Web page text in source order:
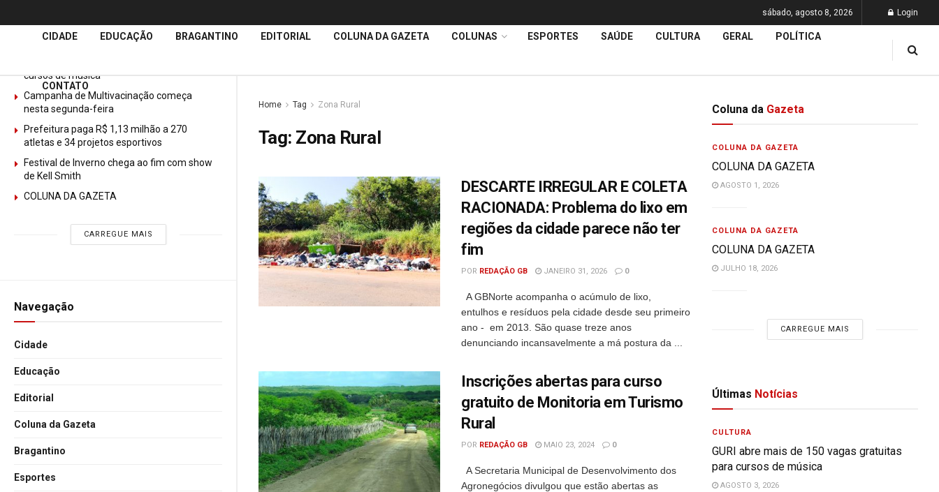
ÚltimasNotícias
cursos de música
Campanha de Multivacinação começa
nesta segunda-feira
Prefeitura paga R$ 1,13 milhão a 270
atletas e 34 projetos esportivos
Festival de Inverno chega ao fim com show
de Kell Smith
COLUNA DA GAZETA
CARREGUE MAIS
Navegação
Cidade
Educação
Editorial
Coluna da Gazeta
Bragantino
Esportes
sábado, agosto 8, 2026 Login
CIDADE EDUCAÇÃO BRAGANTINO EDITORIAL COLUNA DA GAZETA COLUNAS ESPORTES SAÚDE CULTURA GERAL POLÍTICA
CONTATO
Home Tag Zona Rural
Tag: Zona Rural
DESCARTE IRREGULAR E COLETA
RACIONADA: Problema do lixo em
regiões da cidade parece não ter
fim
POR REDAÇÃO GB JANEIRO 31, 2026 0
A GBNorte acompanha o acúmulo de lixo,
entulhos e resíduos pela cidade desde seu primeiro
ano - em 2013. São quase treze anos
denunciando incansavelmente a má postura da ...
Inscrições abertas para curso
gratuito de Monitoria em Turismo
Rural
POR REDAÇÃO GB MAIO 23, 2024 0
A Secretaria Municipal de Desenvolvimento dos
Agronegócios divulgou que estão abertas as
Coluna da Gazeta
COLUNA DA GAZETA
COLUNA DA GAZETA
AGOSTO 1, 2026
COLUNA DA GAZETA
COLUNA DA GAZETA
JULHO 18, 2026
CARREGUE MAIS
Últimas Notícias
CULTURA
GURI abre mais de 150 vagas gratuitas
para cursos de música
AGOSTO 3, 2026